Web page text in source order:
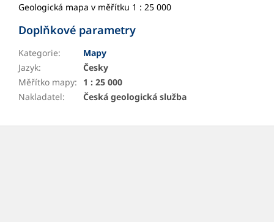
Geologická mapa v měřítku 1 : 25 000
Doplňkové parametry
Kategorie:
Mapy
Jazyk:
Česky
Měřítko mapy:
1 : 25 000
Nakladatel: Česká geologická služba
Z